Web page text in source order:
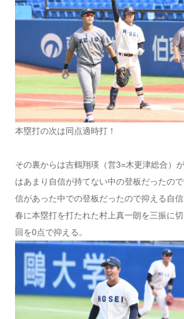
本塁打の次は同点適時打！
その裏からは吉鶴翔瑛（営3=木更津総合）
はあまり自信が持てない中の登板だったの
信があった中での登板だったので抑える自
春に本塁打を打たれた村上真一朗を三振に
回を0点で抑える。